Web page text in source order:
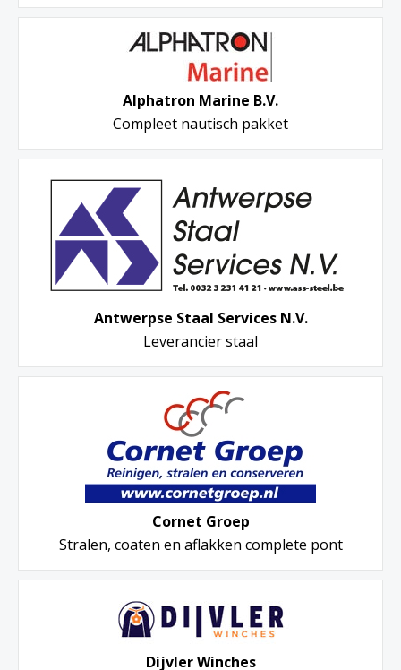
Alphatron Marine B.V.
Compleet nautisch pakket
Antwerpse Staal Services N.V.
Leverancier staal
Cornet Groep
Stralen, coaten en aflakken complete pont
Dijvler Winches